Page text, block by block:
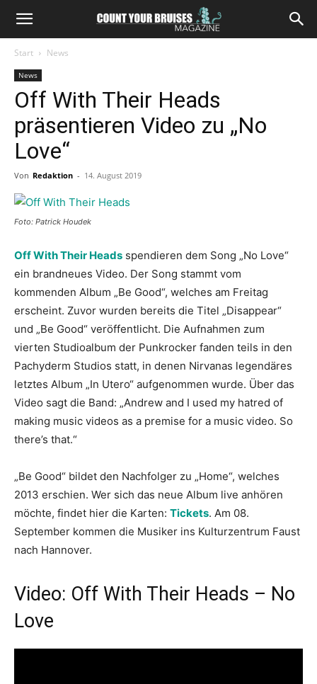
Start News
News
Off With Their Heads
präsentieren Video zu „No
Love“
Von Redaktion - 14. August 2019
Foto: Patrick Houdek
Off With Their Heads spendieren dem Song „No Love“
ein brandneues Video. Der Song stammt vom
kommenden Album „Be Good“, welches am Freitag
erscheint. Zuvor wurden bereits die Titel „Disappear“
und „Be Good“ veröffentlicht. Die Aufnahmen zum
vierten Studioalbum der Punkrocker fanden teils in den
Pachyderm Studios statt, in denen Nirvanas legendäres
letztes Album „In Utero“ aufgenommen wurde. Über das
Video sagt die Band: „Andrew and I used my hatred of
making music videos as a premise for a music video. So
there’s that.“
„Be Good“ bildet den Nachfolger zu „Home“, welches
2013 erschien. Wer sich das neue Album live anhören
möchte, findet hier die Karten: Tickets. Am 08.
September kommen die Musiker ins Kulturzentrum Faust
nach Hannover.
Video: Off With Their Heads – No
Love